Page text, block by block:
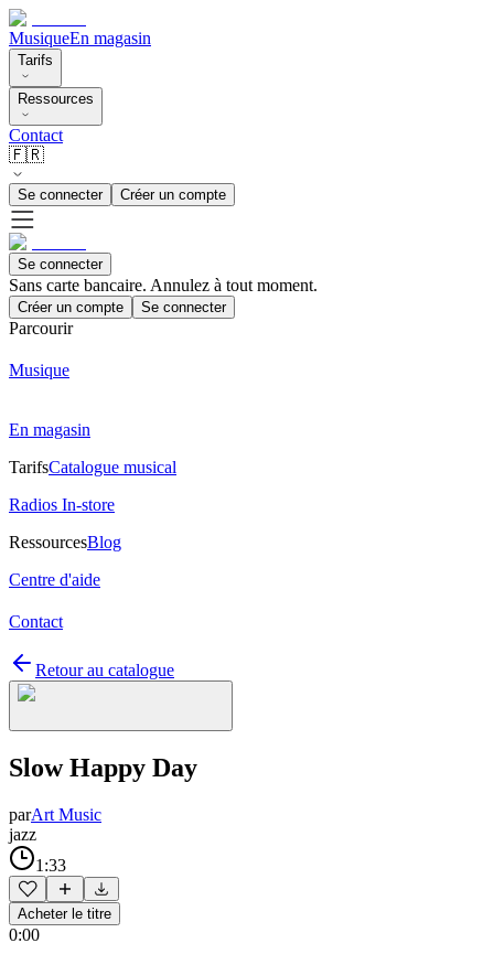
MusiqueEn magasin
Tarifs
Ressources
Contact
🇫🇷
Se connecter Créer un compte
Se connecter
Sans carte bancaire. Annulez à tout moment.
Créer un compte Se connecter
Parcourir
Musique
En magasin
TarifsCatalogue musical
Radios In-store
RessourcesBlog
Centre d'aide
Contact
Retour au catalogue
Slow Happy Day
parArt Music
jazz
1:33
Acheter le titre
0:00